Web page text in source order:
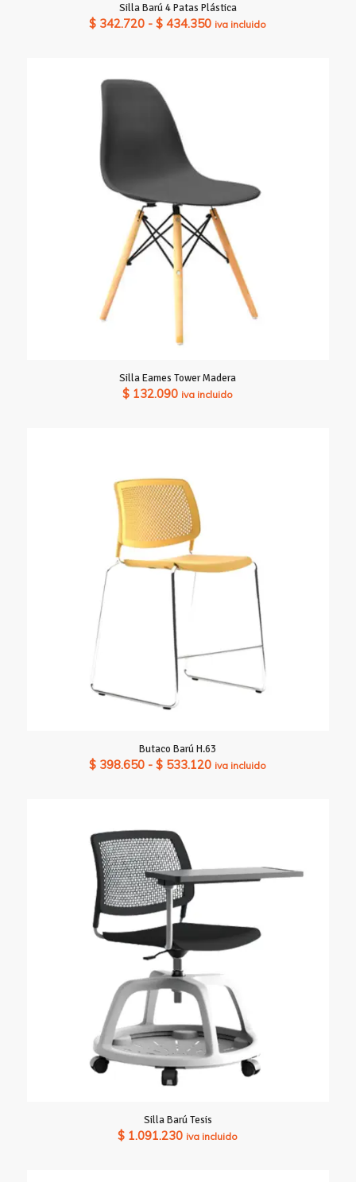
Silla Barú 4 Patas Plástica
$ 342.720 - $ 434.350Rango
iva incluido
Silla Eames Tower Madera
$ 132.090 iva incluido
Butaco Barú H.63
$ 398.650 - $ 533.120Rango
$ 533.120
iva incluido
Silla Barú Tesis
$ 1.091.230 iva incluido